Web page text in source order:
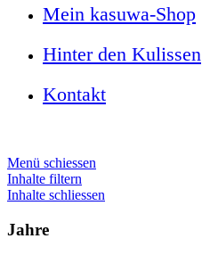
Mein kasuwa-Shop
Hinter den Kulissen
Kontakt
Menü schiessen
Inhalte filtern
Inhalte schliessen
Jahre